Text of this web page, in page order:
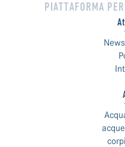
PIATTAFORMA